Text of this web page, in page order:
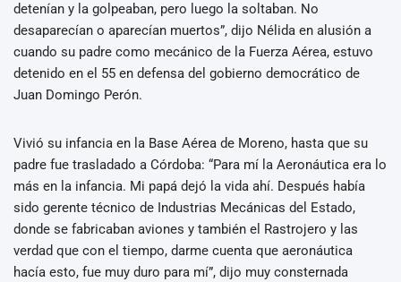
detenían y la golpeaban, pero luego la soltaban. No
desaparecían o aparecían muertos”, dijo Nélida en alusión a
cuando su padre como mecánico de la Fuerza Aérea, estuvo
detenido en el 55 en defensa del gobierno democrático de
Juan Domingo Perón.
Vivió su infancia en la Base Aérea de Moreno, hasta que su
padre fue trasladado a Córdoba: “Para mí la Aeronáutica era lo
más en la infancia. Mi papá dejó la vida ahí. Después había
sido gerente técnico de Industrias Mecánicas del Estado,
donde se fabricaban aviones y también el Rastrojero y las
verdad que con el tiempo, darme cuenta que aeronáutica
hacía esto, fue muy duro para mí”, dijo muy consternada